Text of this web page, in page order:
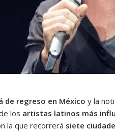
de regreso en México y la
los artistas latinos más
la que recorrerá siete